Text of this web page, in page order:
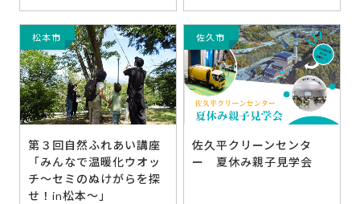
松本市
第３回自然ふれあい講座
「みんなで温暖化ウオッ
チ～セミのぬけがらを探
せ！in松本～」
佐久市
佐久平クリーンセンタ
ー 夏休み親子見学会